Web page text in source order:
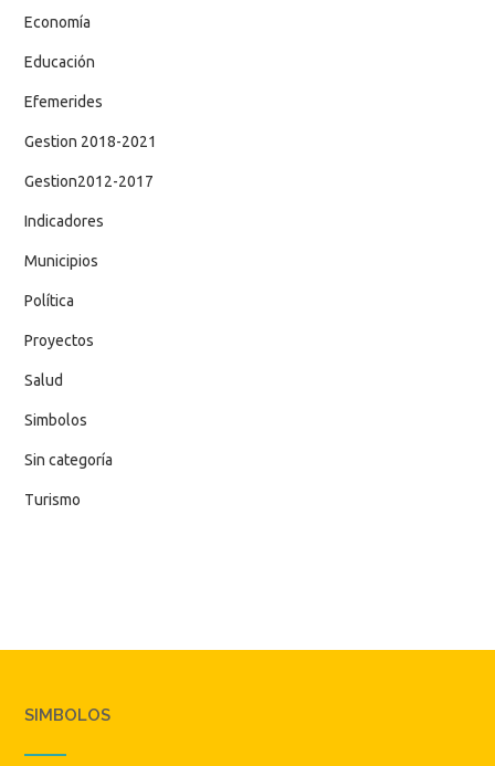
Economía
Educación
Efemerides
Gestion 2018-2021
Gestion2012-2017
Indicadores
Municipios
Política
Proyectos
Salud
Simbolos
Sin categoría
Turismo
SIMBOLOS